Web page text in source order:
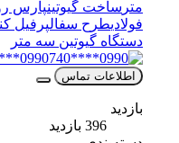
ساخت گیوتین پارس رول
طرح سفال پرفیل کناف
دستگاه گیوتین سه متر
0990****740
اطلاعات تماس